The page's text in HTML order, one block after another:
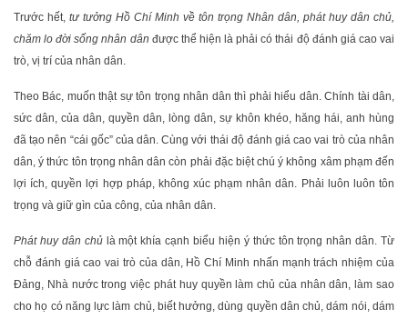
Trước hết, tư tưởng Hồ Chí Minh về tôn trọng Nhân dân, phát huy dân chủ,
chăm lo đời sống nhân dân được thể hiện là phải có thái độ đánh giá cao vai
trò, vị trí của nhân dân.
Theo Bác, muốn thật sự tôn trọng nhân dân thì phải hiểu dân. Chính tài dân,
sức dân, của dân, quyền dân, lòng dân, sự khôn khéo, hăng hái, anh hùng
đã tạo nên “cái gốc” của dân. Cùng với thái độ đánh giá cao vai trò của nhân
dân, ý thức tôn trọng nhân dân còn phải đặc biệt chú ý không xâm phạm đến
lợi ích, quyền lợi hợp pháp, không xúc phạm nhân dân. Phải luôn luôn tôn
trọng và giữ gìn của công, của nhân dân.
Phát huy dân chủlà một khía cạnh biểu hiện ý thức tôn trọng nhân dân. Từ
chỗ đánh giá cao vai trò của dân, Hồ Chí Minh nhấn mạnh trách nhiệm của
Đảng, Nhà nước trong việc phát huy quyền làm chủ của nhân dân, làm sao
cho họ có năng lực làm chủ, biết hưởng, dùng quyền dân chủ, dám nói, dám